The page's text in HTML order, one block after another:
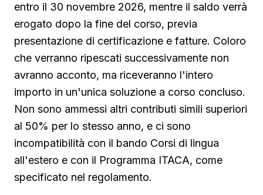
entro il 30 novembre 2026, mentre il saldo verrà
erogato dopo la fine del corso, previa
presentazione di certificazione e fatture. Coloro
che verranno ripescati successivamente non
avranno acconto, ma riceveranno l'intero
importo in un'unica soluzione a corso concluso.
Non sono ammessi altri contributi simili superiori
al 50% per lo stesso anno, e ci sono
incompatibilità con il bando Corsi di lingua
all'estero e con il Programma ITACA, come
specificato nel regolamento.